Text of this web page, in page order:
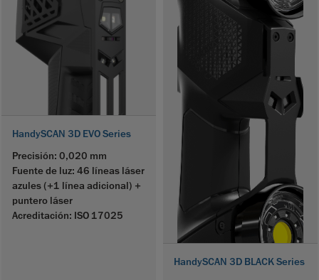
HandySCAN 3D EVO Series
Precisión: 0,020 mm
Fuente de luz: 46 líneas láser
azules (+1 línea adicional) +
puntero láser
Acreditación: ISO 17025
HandySCAN 3D BLACK Series